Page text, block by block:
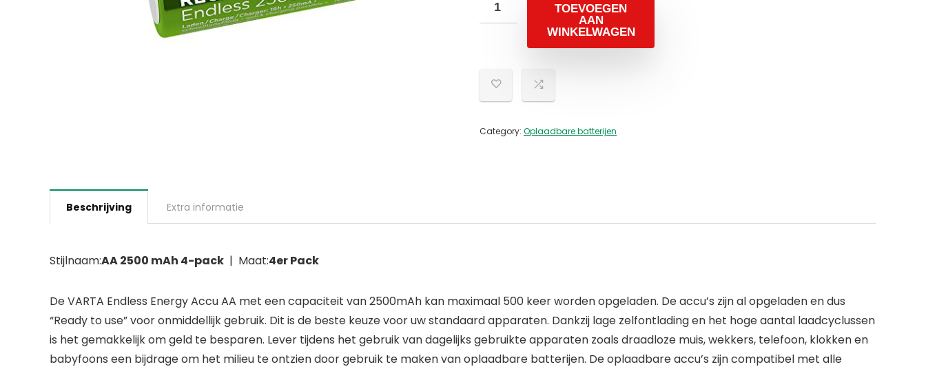
TOEVOEGEN
AAN
WINKELWAGEN
Category: Oplaadbare batterijen
Beschrijving Extra informatie
Stijlnaam:AA 2500 mAh 4-pack | Maat:4er Pack
De VARTA Endless Energy Accu AA met een capaciteit van 2500mAh kan maximaal 500 keer worden opgeladen. De accu’s zijn al opgeladen en dus
“Ready to use” voor onmiddellijk gebruik. Dit is de beste keuze voor uw standaard apparaten. Dankzij lage zelfontlading en het hoge aantal laadcyclussen
is het gemakkelijk om geld te besparen. Lever tijdens het gebruik van dagelijks gebruikte apparaten zoals draadloze muis, wekkers, telefoon, klokken en
babyfoons een bijdrage om het milieu te ontzien door gebruik te maken van oplaadbare batterijen. De oplaadbare accu’s zijn compatibel met alle